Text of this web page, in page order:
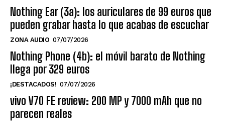
Nothing Ear (3a): los auriculares de 99 euros que
pueden grabar hasta lo que acabas de escuchar
ZONA AUDIO 07/07/2026
Nothing Phone (4b): el móvil barato de Nothing
llega por 329 euros
¡DESTACADOS! 07/07/2026
vivo V70 FE review: 200 MP y 7000 mAh que no
parecen reales